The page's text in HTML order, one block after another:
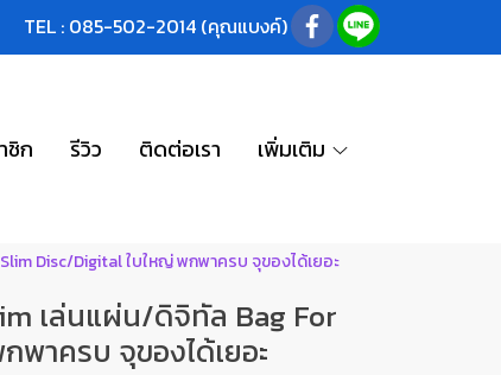
TEL : 085-502-2014 (คุณแบงค์)
ชิก รีวิว ติดต่อเรา เพิ่มเติม
Disc/Digital ใบใหญ่ พกพาครบ จุของได้เยอะ
เล่นแผ่น/ดิจิทัล Bag For
พาครบ จุของได้เยอะ